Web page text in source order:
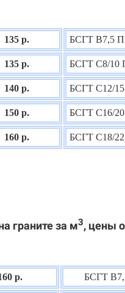
135 р. БСГТ В7,5
135 р. БСГТ С8/10
140 р. БСГТ С12/
150 р. БСГТ С16/
160 р. БСГТ С18/
граните за м3, цены
р. БСГТ